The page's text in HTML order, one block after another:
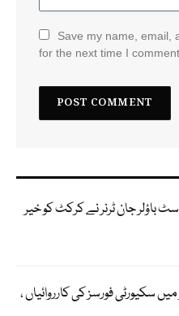
Save my name, email,
for the next time I comment.
25 سالہ فاسٹ باؤلر جان ٹرنر نے کرکٹ کو خیر
سکیورٹی فورسز کی کارروائیاں ،